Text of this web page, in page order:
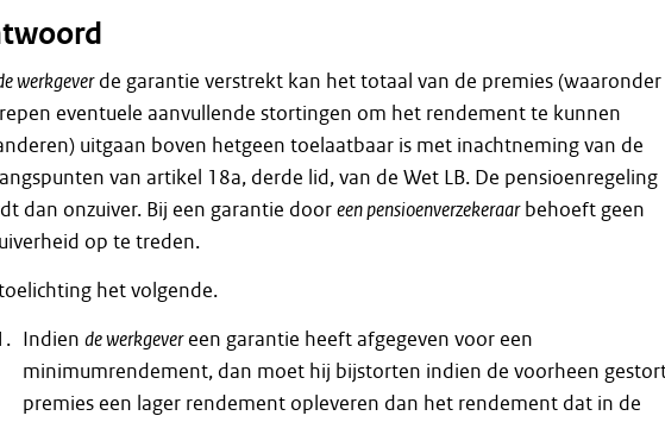
werkgeverde garantie verstrekt kan het totaal van de premies (waaronder
eventuele aanvullende stortingen om het rendement te kunnen
uitgaan boven hetgeen toelaatbaar is met inachtneming van de
van artikel 18a, derde lid, van de Wet LB. De pensioenregeling
dan onzuiver. Bij een garantie dooreen pensioenverzekeraarbehoeft geen
op te treden.
het volgende.
Indien de werkgevereen garantie heeft afgegeven voor een
minimumrendement, dan moet hij bijstorten indien de voorheen
premies een lager rendement opleveren dan het rendement dat in de